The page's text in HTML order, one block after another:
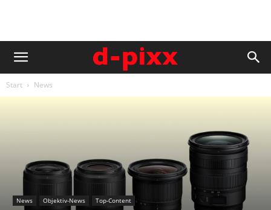
Start News
News Objektiv-News Top-Content